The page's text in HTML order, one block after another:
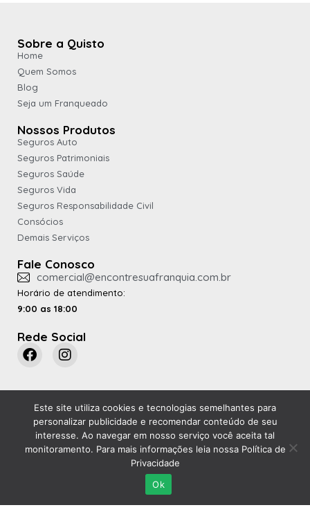
Sobre a Quisto
Home
Quem Somos
Blog
Seja um Franqueado
Nossos Produtos
Seguros Auto
Seguros Patrimoniais
Seguros Saúde
Seguros Vida
Seguros Responsabilidade Civil
Consócios
Demais Serviços
Fale Conosco
comercial@encontresuafranquia.com.br
Horário de atendimento:
9:00 as 18:00
Rede Social
Uma empresa do grupo
Este site utiliza cookies e tecnologias semelhantes para
personalizar publicidade e recomendar conteúdo de seu
interesse. Ao navegar em nosso serviço você aceita tal
monitoramento. Para mais informações leia nossa Política de
Privacidade
Ok